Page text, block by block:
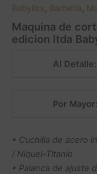
Babyliss, Barbería,
Maquina de
edicion ltda
Al Detalle:
Por Mayor:
• Cuchilla de acero
/ Níquel-Titanio
• Palanca de ajuste